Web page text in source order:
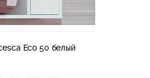
Eco 50 белый